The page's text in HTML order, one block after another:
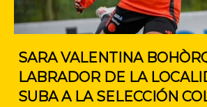
SARA VALENTINA
LABRADOR DE LA
SUBA A LA SELECCIÓN